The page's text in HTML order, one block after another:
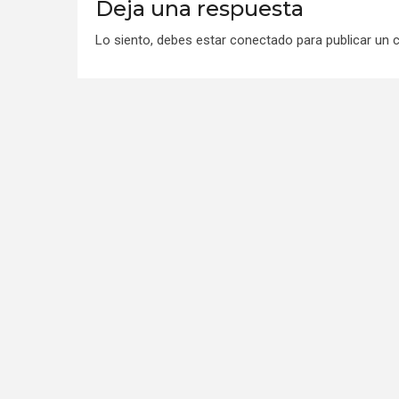
Deja una respuesta
Lo siento, debes estar conectado para publicar un